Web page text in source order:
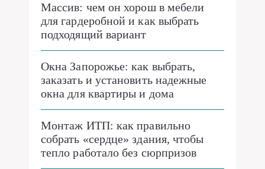
Массив: чем он хорош в мебели
для гардеробной и как выбрать
подходящий вариант
Окна Запорожье: как выбрать,
заказать и установить надежные
окна для квартиры и дома
Монтаж ИТП: как правильно
собрать «сердце» здания, чтобы
тепло работало без сюрпризов